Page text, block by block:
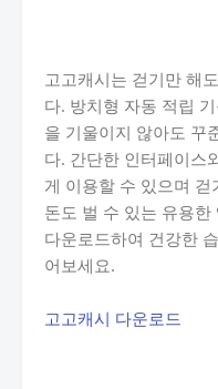
고고캐시는 걷기만 해
다. 방치형 자동 적립
을 기울이지 않아도 꾸
다. 간단한 인터페이스
게 이용할 수 있으며
돈도 벌 수 있는 유용
다운로드하여 건강한
어보세요.
고고캐시 다운로드